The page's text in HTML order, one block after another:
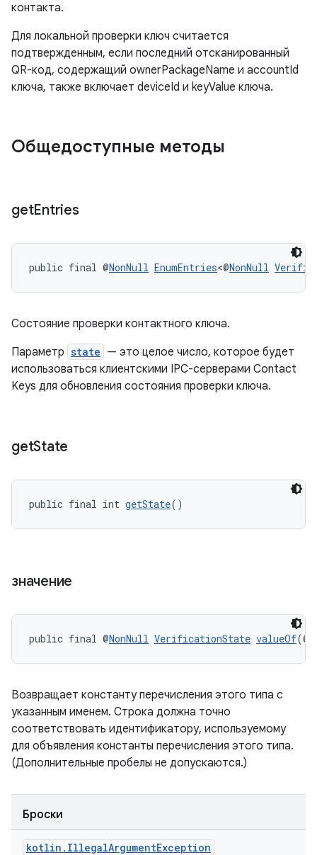
контакта.
Для локальной проверки ключ считается
подтвержденным, если последний отсканированный
QR-код, содержащий ownerPackageName и accountId
ключа, также включает deviceId и keyValue ключа.
Общедоступные методы
getEntries
public final @NonNull EnumEntries<@NonNull
Состояние проверки контактного ключа.
Параметр state — это целое число, которое будет
использоваться клиентскими IPC-серверами Contact
Keys для обновления состояния проверки ключа.
getState
public final int getState()
значение
public final @NonNull VerificationState valueOf(@
Возвращает константу перечисления этого типа с
указанным именем. Строка должна точно
соответствовать идентификатору, используемому
для объявления константы перечисления этого типа.
(Дополнительные пробелы не допускаются.)
Броски
kotlin . IllegalArgumentException